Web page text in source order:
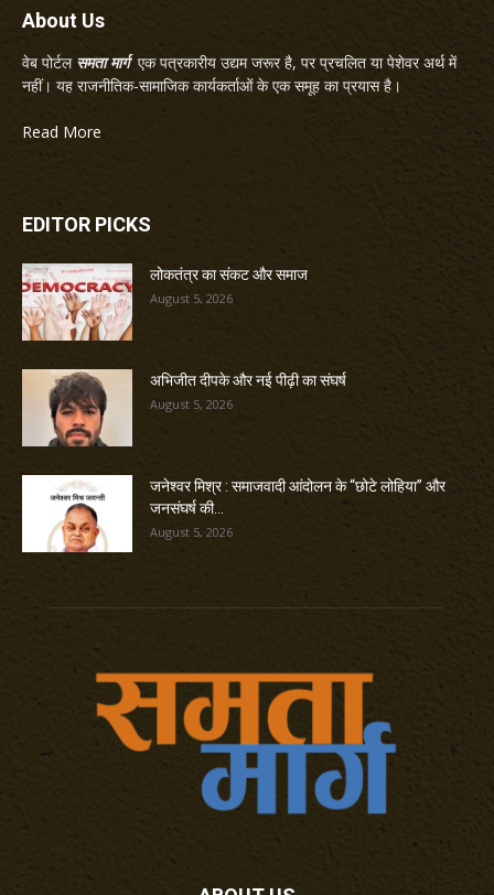
About Us
वेब पोर्टल समता मार्गएक पत्रकारीय उद्यम जरूर है, पर प्रचलित या पेशेवर अर्थ में
नहीं। यह राजनीतिक-सामाजिक कार्यकर्ताओं के एक समूह का प्रयास है।
Read More
EDITOR PICKS
लोकतंत्र का संकट और समाज
August 5, 2026
अभिजीत दीपके और नई पीढ़ी का संघर्ष
August 5, 2026
जनेश्वर मिश्र : समाजवादी आंदोलन के “छोटे लोहिया” और
जनसंघर्ष की...
August 5, 2026